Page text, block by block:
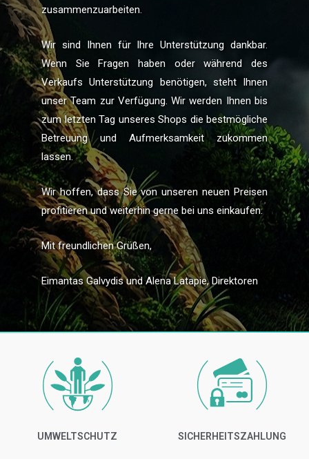
zusammenzuarbeiten.
Wir sind Ihnen für Ihre Unterstützung dankbar.
Wenn Sie Fragen haben oder während des
Verkaufs Unterstützung benötigen, steht Ihnen
unser Team zur Verfügung. Wir werden Ihnen bis
zum letzten Tag unseres Shops die bestmögliche
Betreuung und Aufmerksamkeit zukommen
lassen.
Wir hoffen, dass Sie von unseren neuen Preisen
profitieren und weiterhin gerne bei uns einkaufen.
Mit freundlichen Grüßen,
Eimantas Galvydis und Alena Latapie, Direktoren
UMWELTSCHUTZ SICHERHEITSZAHLUNG